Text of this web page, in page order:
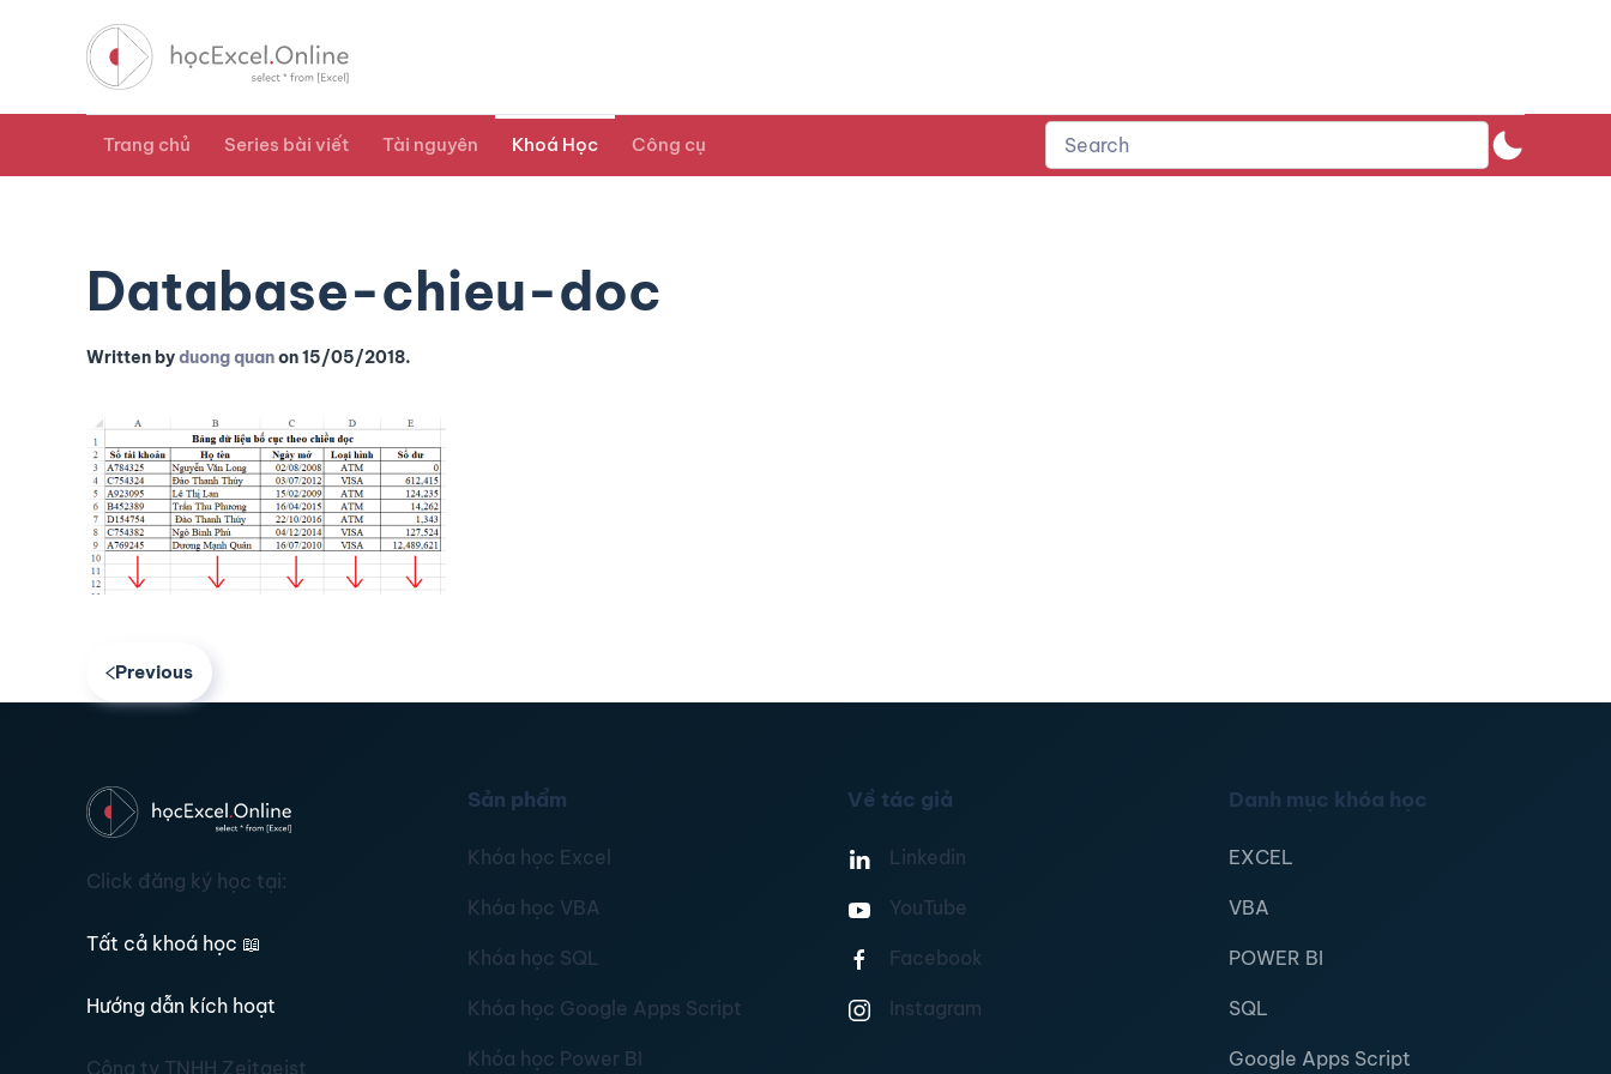
Trang chủ Series bài viết Tài nguyên Khoá Học Công cụ
Database-chieu-doc
Written byduong quanon15/05/2018.
Previous
Click đăng ký học tại:
Tất cả khoá học 📖
Hướng dẫn kích hoạt
Công ty TNHH Zeitgeist
Sản phẩm
Khóa học Excel
Khóa học VBA
Khóa học SQL
Khóa học Google Apps Script
Khóa học Power BI
Về tác giả
Linkedin
YouTube
Facebook
Instagram
Danh mục khóa học
EXCEL
VBA
POWER BI
SQL
Google Apps Script